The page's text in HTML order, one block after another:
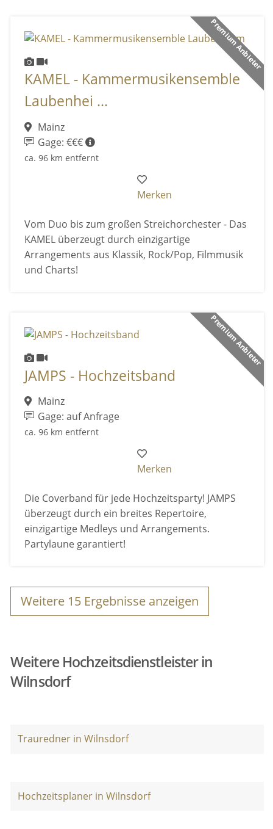
Premium Anbieter
KAMEL - Kammermusikensemble
Laubenhei ...
Mainz
Gage: €€€
ca. 96 km entfernt
Merken
Vom Duo bis zum großen Streichorchester - Das
KAMEL überzeugt durch einzigartige
Arrangements aus Klassik, Rock/Pop, Filmmusik
und Charts!
Premium Anbieter
JAMPS - Hochzeitsband
Mainz
Gage: auf Anfrage
ca. 96 km entfernt
Merken
Die Coverband für jede Hochzeitsparty! JAMPS
überzeugt durch ein breites Repertoire,
einzigartige Medleys und Arrangements.
Partylaune garantiert!
Weitere 15 Ergebnisse anzeigen
Weitere Hochzeitsdienstleister in
Wilnsdorf
Trauredner in Wilnsdorf
Hochzeitsplaner in Wilnsdorf